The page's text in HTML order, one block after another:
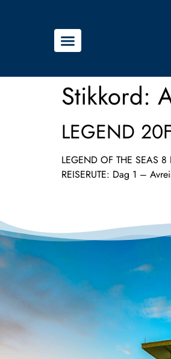
Stikkord:
LEGEND
LEGEND OF THE SEAS
REISERUTE: Dag 1 –